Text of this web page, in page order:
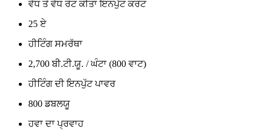
ਵੱਧ ਤੋਂ ਵੱਧ ਰੇਟ ਕੀਤਾ ਇਨਪੁੱਟ ਕਰੰਟ
25 ਏ
ਹੀਟਿੰਗ ਸਮਰੱਥਾ
2,700 ਬੀ.ਟੀ.ਯੂ. / ਘੰਟਾ (800 ਵਾਟ)
ਹੀਟਿੰਗ ਦੀ ਇਨਪੁੱਟ ਪਾਵਰ
800 ਡਬਲਯੂ
ਹਵਾ ਦਾ ਪ੍ਰਵਾਹ